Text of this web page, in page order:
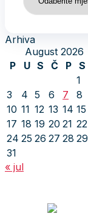
Arhiva
August 2026
P
U S Č P S
1
3
4 5 6 7 8
10 11 12 13 14 15
17 18 19 20 21 22
24 25 26 27 28 29
31
« jul